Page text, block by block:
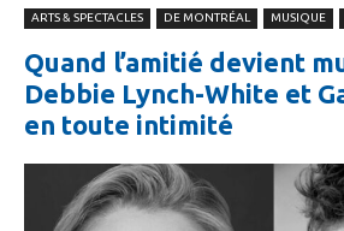
ARTS & SPECTACLES DE MONTRÉAL MUSIQUE
Quand l’amitié devient
Debbie Lynch-White et
en toute intimité